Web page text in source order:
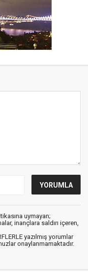
uymayan;
inançlara saldırı içeren,
yazılmış yorumlar
onaylanmamaktadır.